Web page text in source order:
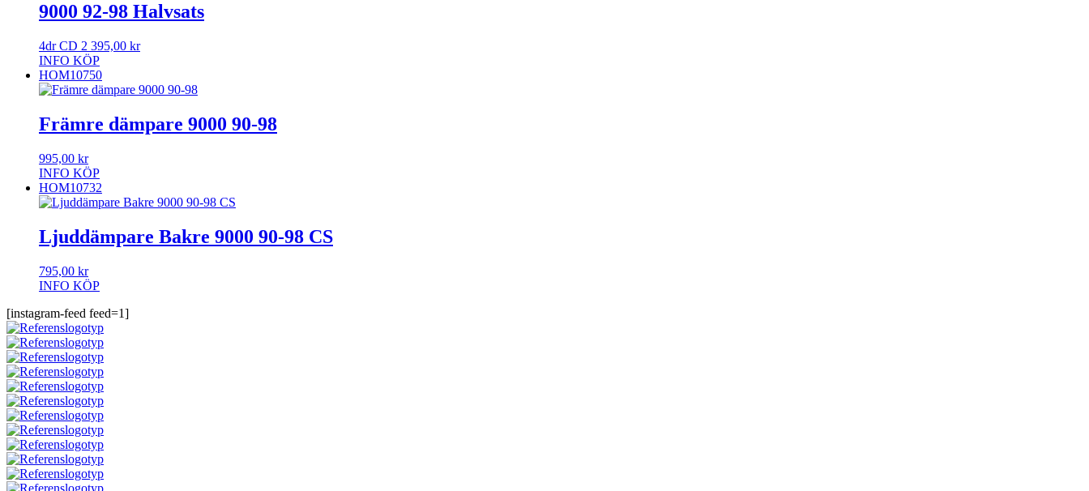
9000 92-98 Halvsats
4dr CD 2 395,00 kr
INFO KÖP
HOM10750
Främre dämpare 9000 90-98
995,00 kr
INFO KÖP
HOM10732
Ljuddämpare Bakre 9000 90-98 CS
795,00 kr
INFO KÖP
[instagram-feed feed=1]